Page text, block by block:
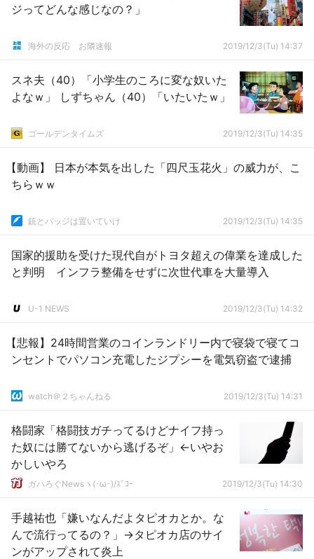
ジってどんな感じなの？」
海外の反応 お隣速報 2019/12/3(Tu) 14:37
スネ夫（40）「小学生のころに変な奴いた
よなｗ」 しずちゃん（40）「いたいたｗ」
ゴールデンタイムズ 2019/12/3(Tu) 14:35
【動画】 日本が本気を出した「四尺玉花火」の威力が、こ
ちらｗｗ
銃とバッジは置いていけ 2019/12/3(Tu) 14:35
国家的援助を受けた現代自がトヨタ超えの偉業を達成した
と判明 インフラ整備をせずに次世代車を大量導入
U-1 NEWS 2019/12/3(Tu) 14:32
【悲報】24時間営業のコインランドリー内で寝袋で寝てコ
ンセントでパソコン充電したジプシーを電気窃盗で逮捕
watch＠２ちゃんねる 2019/12/3(Tu) 14:31
格闘家「格闘技ガチってるけどナイフ持っ
た奴には勝てないから逃げるぞ」←いやお
かしいやろ
ガハろぐNewsヽ(･ω･)/ｽﾞｺｰ 2019/12/3(Tu) 14:30
手越祐也「嫌いなんだよタピオカとか。な
んで流行ってるの？」→タピオカ店のサイ
ンがアップされて炎上